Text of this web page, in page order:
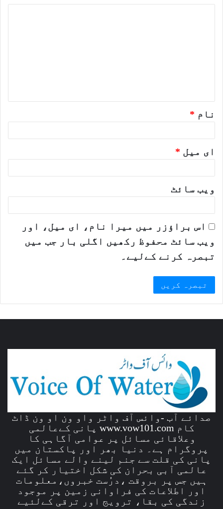
نام *
ای میل *
ویب‌ سائٹ
اس براؤزر میں میرا نام، ای میل، اور
ویب سائٹ محفوظ رکھیں اگلی بار جب میں
تبصرہ کرنے کےلیے۔
صدائے آب -وائس آف واٹر واو ون او ون ڈاٹ
کام www.vow101.com پانی کےعالمی
وعلاقائی مسائل پر عوامی آگاہی کا
پروگرام ہے۔ دنیا بھر اور پاکستان میں
پانی کی قلت سے جنم لینے والے مسائل ایک
عالمی آبی بحران کی شکل اختیار کر گئے
ہیں جس پر بروقت ،درُست خبروں،معلومات
اور اطلاعات کی فراوانی زمین پر موجود
زندگی کی بقا، ترویج اور ترقی کےلئیے